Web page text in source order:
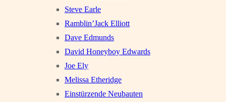
Steve Earle
Ramblin’Jack Elliott
Dave Edmunds
David Honeyboy Edwards
Joe Ely
Melissa Etheridge
Einstürzende Neubauten